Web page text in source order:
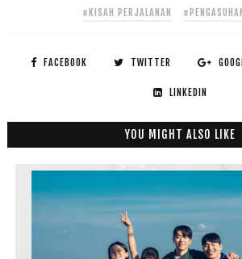
#KISAH PERJALANAN
FACEBOOK TWITTER
LINKEDIN
YOU MIGHT ALSO LIKE